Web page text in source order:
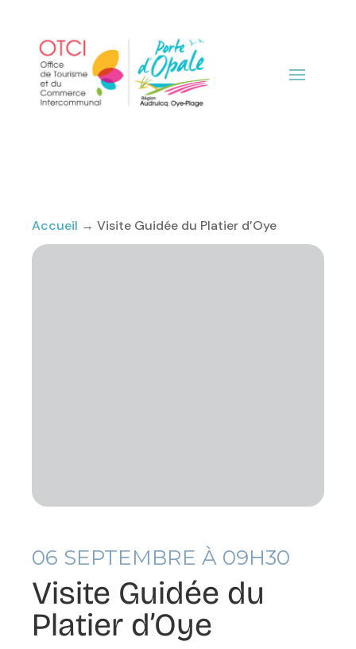
Accueil → Visite Guidée du Platier d’Oye
06 SEPTEMBRE À 09H30
Visite Guidée du
Platier d’Oye